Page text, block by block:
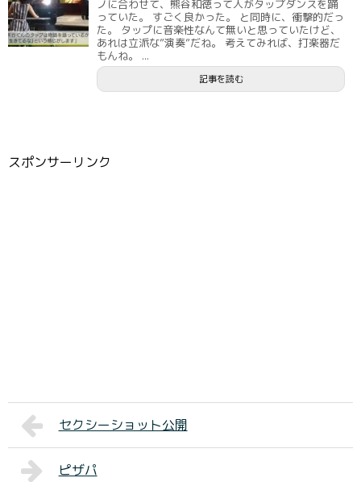
ノに合わせて、熊谷和徳って人がタップダンスを踊
っていた。 すごく良かった。 と同時に、衝撃的だっ
た。 タップに音楽性なんて無いと思っていたけど、
あれは立派な”演奏”だね。 考えてみれば、打楽器だ
もんね。 ...
記事を読む
スポンサーリンク
セクシーショット公開
ピザパ